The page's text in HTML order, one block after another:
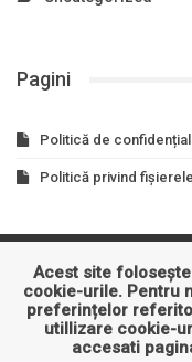
Pagini
Politică de
Politică privind
Asigurari Auto
Educatie
Acest site
cookie-urile. Pentru
preferințelor
utillizare cookie-
accesati